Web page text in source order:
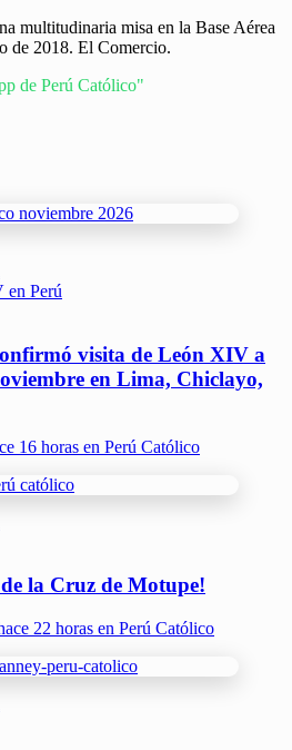
multitudinaria misa en la Base Aérea
de 2018. El Comercio.
de Perú Católico"
en Perú
visita de León XIV a
en Lima, Chiclayo,
16 horas en Perú Católico
la Cruz de Motupe!
22 horas en Perú Católico